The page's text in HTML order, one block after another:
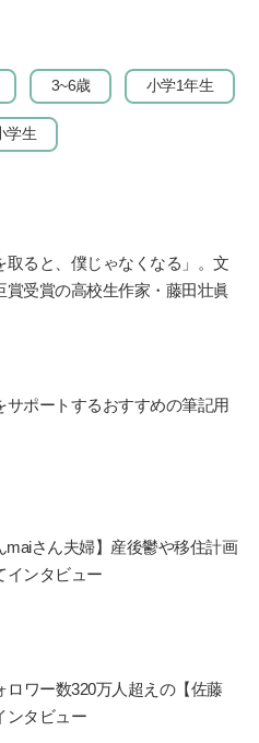
3~6歳 小学1年生
学生
取ると、僕じゃなくなる」。文
賞受賞の高校生作家・藤田壮眞
サポートするおすすめの筆記用
maiさん夫婦】産後鬱や移住計画
インタビュー
ロワー数320万人超えの【佐藤
ンタビュー